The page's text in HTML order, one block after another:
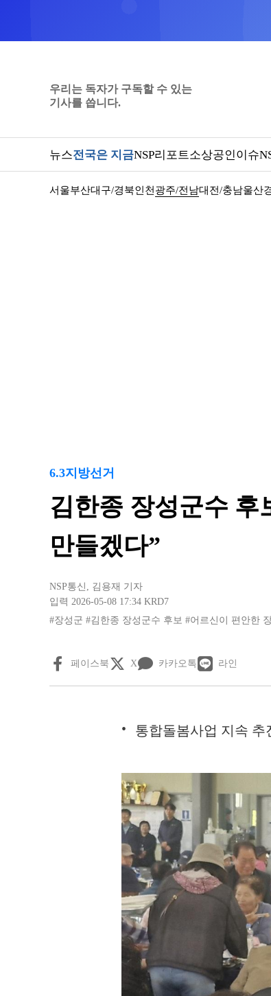
우리는 독자가 구독할 수 있는
기사를 씁니다.
뉴스전국은 지금NSP리포트소상공인이슈
서울부산대구/경북인천 광주/전남대전/충남울산
6.3지방선거
김한종 장성군수 후
만들겠다”
NSP통신 , 김용재 기자
입력 2026-05-08 17:34 KRD7
#장성군 #김한종 장성군수 후보 #어르신이 편안한
페이스북 X 카카오톡 라인
통합돌봄사업 지속 추